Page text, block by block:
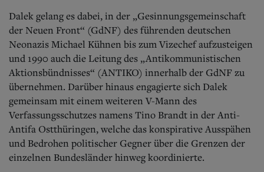
Dalek gelang es dabei, in der „Gesinnungsgemeinschaft
der Neuen Front“ (GdNF) des führenden deutschen
Neonazis Michael Kühnen bis zum Vizechef aufzusteigen
und 1990 auch die Leitung des „Antikommunistischen
Aktionsbündnisses“ (ANTIKO) innerhalb der GdNF zu
übernehmen. Darüber hinaus engagierte sich Dalek
gemeinsam mit einem weiteren V-Mann des
Verfassungsschutzes namens Tino Brandt in der Anti-
Antifa Ostthüringen, welche das konspirative Ausspähen
und Bedrohen politischer Gegner über die Grenzen der
einzelnen Bundesländer hinweg koordinierte.